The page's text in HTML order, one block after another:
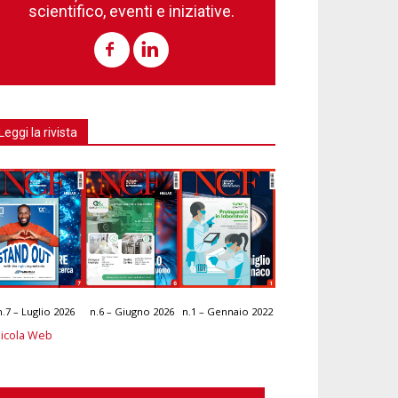
scientifico, eventi e iniziative.
la rivista
– Luglio 2026 n.6 – Giugno 2026 n.1 – Gennaio 2022
Web